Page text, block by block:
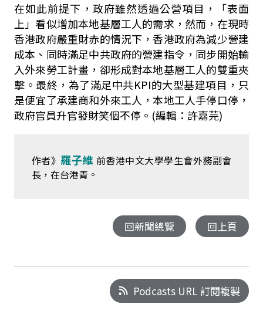
在如此前提下，政府雖然透過公營項目，「表面
上」看似增加本地基層工人的需求，然而，在現時
香港政府嚴重財赤的情況下，香港政府為減少營建
成本、同時滿足中共政府的營建指令，同步開始輸
入外來勞工計畫，卻形成對本地基層工人的雙重夾
擊。最終，為了滿足中共KPI的大型基建項目，只
是便宜了承建商和外來工人，本地工人手停口停，
政府官員升官發財笑個不停。(編輯：許嘉芫)
作者》 羅子維 前香港中文大學學生會外務副會
長，在台港青。
回新聞總覽 回上頁
Podcasts URL 訂閱複製